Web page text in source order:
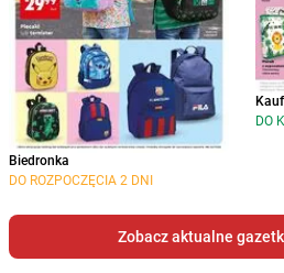
Biedronka
DO ROZPOCZĘCIA 2 DNI
DO
Zobacz aktualne